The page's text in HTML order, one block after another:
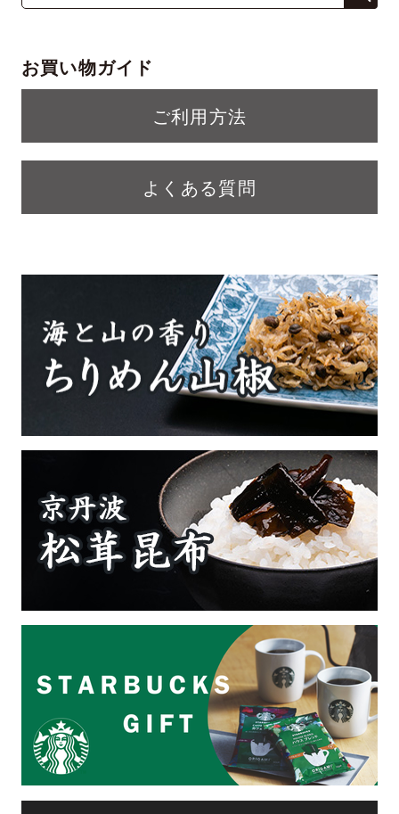
お買い物ガイド
ご利用方法
よくある質問